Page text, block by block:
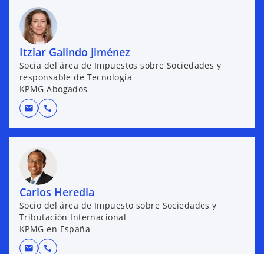
Itziar Galindo Jiménez
Socia del área de Impuestos sobre Sociedades y
responsable de Tecnología
KPMG Abogados
mail call
Carlos Heredia
Socio del área de Impuesto sobre Sociedades y
Tributación Internacional
KPMG en España
mail call